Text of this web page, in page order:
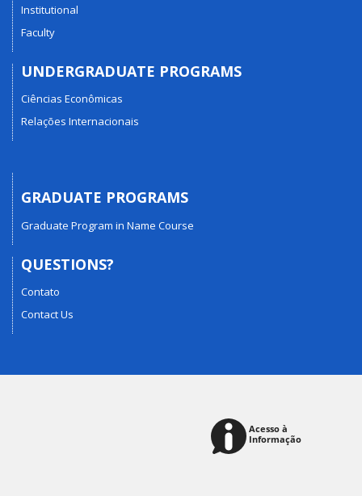
Institutional
Faculty
UNDERGRADUATE PROGRAMS
Ciências Econômicas
Relações Internacionais
GRADUATE PROGRAMS
Graduate Program in Name Course
QUESTIONS?
Contato
Contact Us